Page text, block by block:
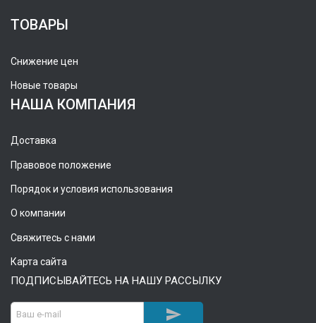
ТОВАРЫ
Снижение цен
Новые товары
НАША КОМПАНИЯ
Доставка
Правовое положение
Порядок и условия использования
О компании
Свяжитесь с нами
Карта сайта
ПОДПИСЫВАЙТЕСЬ НА НАШУ РАССЫЛКУ
